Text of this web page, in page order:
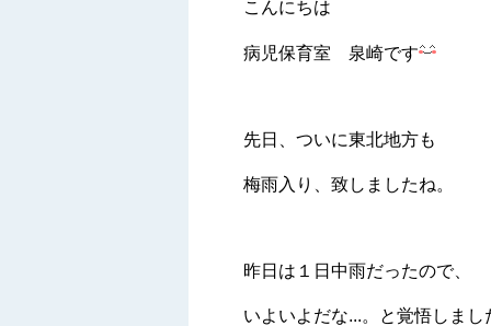
こんにちは
病児保育室 泉崎です
先日、ついに東北地方も
梅雨入り、致しましたね。
昨日は１日中雨だったので、
いよいよだな...。と覚悟しまし